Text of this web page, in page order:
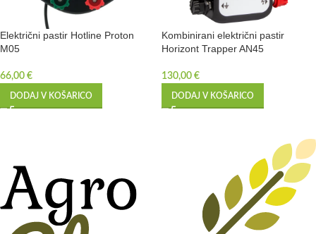
Električni pastir Hotline Proton
M05
66,00 €
DODAJ V KOŠARICO
Kombinirani električni pastir
Horizont Trapper AN45
130,00 €
DODAJ V KOŠARICO